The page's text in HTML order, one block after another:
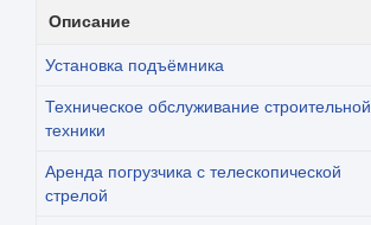
Описание
Установка подъёмника
Техническое обслуживание строительной
техники
Аренда погрузчика с телескопической
стрелой